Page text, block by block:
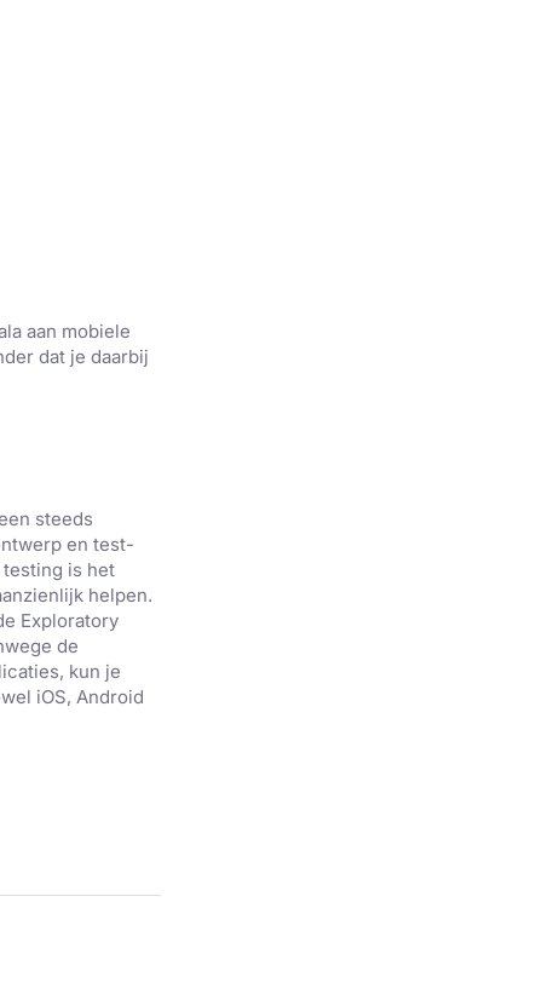
aan mobiele
dat je daarbij
steeds
en test-
is het
helpen.
Exploratory
de
kun je
iOS, Android